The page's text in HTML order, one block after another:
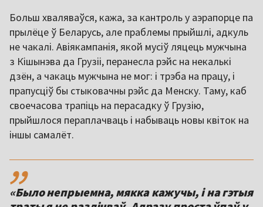
Больш хваляваўся, кажа, за кантроль у аэрапорце па
прылёце ў Беларусь, але праблемы прыйшлі, адкуль
не чакалі. Авіякампанія, якой мусіў ляцець мужчына
з Кішынэва да Грузіі, перанесла рэйс на некалькі
дзён, а чакаць мужчына не мог: і трэба на працу, і
прапусціў бы стыковачны рэйс да Менску. Таму, каб
своечасова трапіць на перасадку ў Грузію,
прыйшлося пераплачваць і набываць новы квіток на
іншы самалёт.
,,
«Было непрыемна, мякка кажучы, і на гэтыя